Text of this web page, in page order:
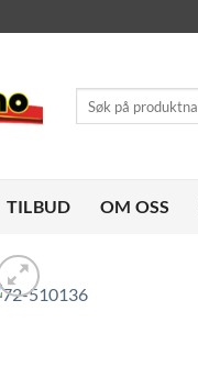
etter:
TILBUD OM OSS